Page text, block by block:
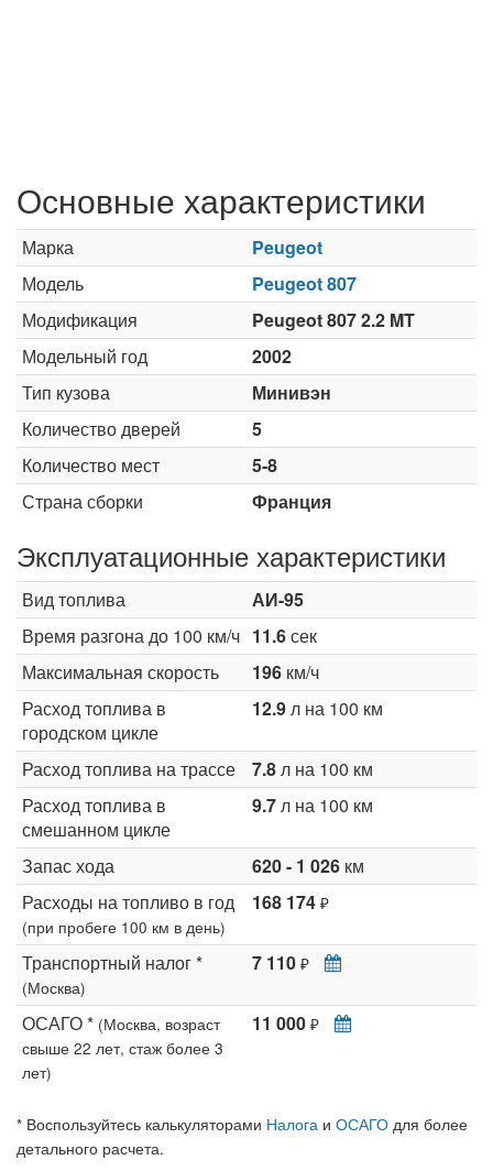
Основные характеристики
Марка
Peugeot
Модель
Peugeot 807
Модификация
Peugeot 807 2.2 MT
Модельный год
2002
Тип кузова
Минивэн
Количество дверей
5
Количество мест
5-8
Страна сборки
Франция
Эксплуатационные характеристики
Вид топлива
АИ-95
Время разгона до 100 км/ч 11.6сек
Максимальная скорость
196 км/ч
Расход топлива в
городском цикле
12.9л на 100 км
Расход топлива на трассе 7.8л на 100 км
Расход топлива в
смешанном цикле
9.7л на 100 км
Запас хода 620 - 1 026 км
Расходы на топливо в год
(при пробеге 100 км в день)
168 174 ₽
Транспортный налог *
(Москва)
7 110 ₽
ОСАГО * (Москва, возраст
свыше 22 лет, стаж более 3
лет)
11 000 ₽
* Воспользуйтесь калькуляторами Налога и ОСАГО для более
детального расчета.